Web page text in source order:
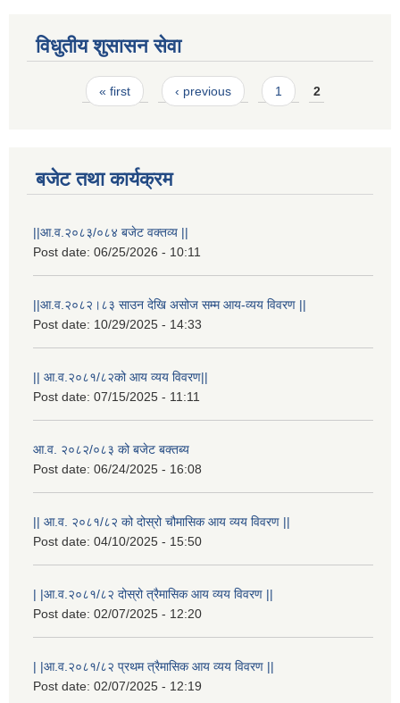
विधुतीय शुसासन सेवा
Pages« first ‹ previous 1 2
बजेट तथा कार्यक्रम
||आ.व.२०८३/०८४ बजेट वक्तव्य ||
Post date: 06/25/2026 - 10:11
||आ.व.२०८२।८३ साउन देखि असोज सम्म आय-व्यय विवरण ||
Post date: 10/29/2025 - 14:33
|| आ.व.२०८१/८२को आय व्यय विवरण||
Post date: 07/15/2025 - 11:11
आ.व. २०८२/०८३ को बजेट बक्तब्य
Post date: 06/24/2025 - 16:08
|| आ.व. २०८१/८२ को दोस्रो चौमासिक आय व्यय विवरण ||
Post date: 04/10/2025 - 15:50
| |आ.व.२०८१/८२ दोस्रो त्रैमासिक आय व्यय विवरण ||
Post date: 02/07/2025 - 12:20
| |आ.व.२०८१/८२ प्रथम त्रैमासिक आय व्यय विवरण ||
Post date: 02/07/2025 - 12:19